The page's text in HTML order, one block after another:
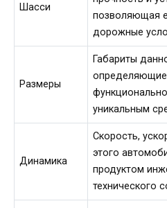
Шасси
позволяющая
дорожные
Размеры
Габариты
уникальным
Динамика
Скорость,
этого
продуктом
технического